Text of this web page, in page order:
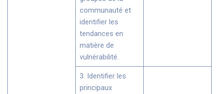
communauté et
identifier les
tendances en
matière de
vulnérabilité.
3. Identifier les
principaux